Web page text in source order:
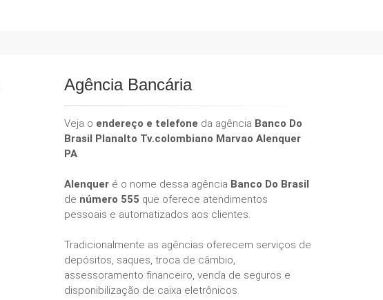
Agência Bancária
Veja o endereço e telefone da agência Banco Do
Brasil Planalto Tv.colombiano Marvao Alenquer
PA.
Alenquer é o nome dessa agência Banco Do Brasil
de número 555 que oferece atendimentos
pessoais e automatizados aos clientes.
Tradicionalmente as agências oferecem serviços de
depósitos, saques, troca de câmbio,
assessoramento financeiro, venda de seguros e
disponibilização de caixa eletrônicos.